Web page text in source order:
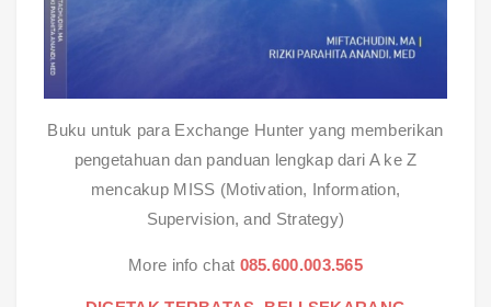
Buku untuk para Exchange Hunter yang memberikan
pengetahuan dan panduan lengkap dari A ke Z
mencakup MISS (Motivation, Information,
Supervision, and Strategy)
More info chat 085.600.003.565